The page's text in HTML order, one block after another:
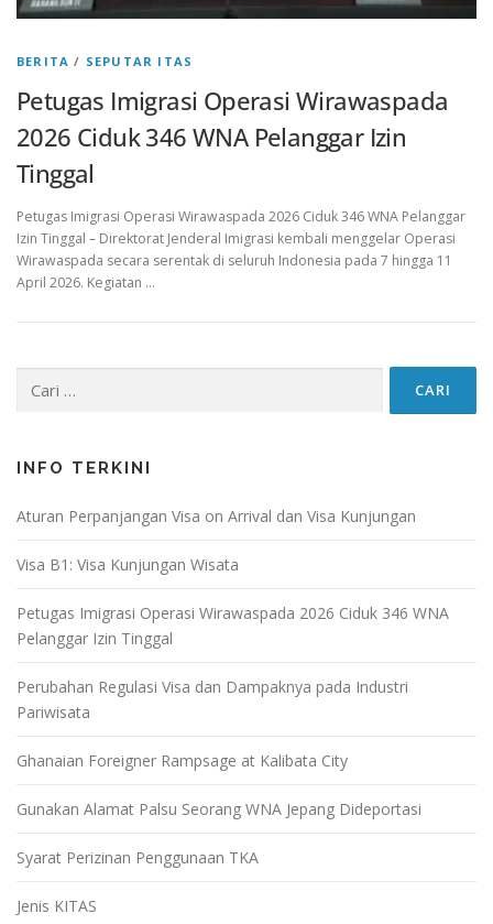
BERITA / SEPUTAR ITAS
Petugas Imigrasi Operasi Wirawaspada
2026 Ciduk 346 WNA Pelanggar Izin
Tinggal
Petugas Imigrasi Operasi Wirawaspada 2026 Ciduk 346 WNA Pelanggar
Izin Tinggal – Direktorat Jenderal Imigrasi kembali menggelar Operasi
Wirawaspada secara serentak di seluruh Indonesia pada 7 hingga 11
April 2026. Kegiatan …
untuk:
INFO TERKINI
Aturan Perpanjangan Visa on Arrival dan Visa Kunjungan
Visa B1: Visa Kunjungan Wisata
Petugas Imigrasi Operasi Wirawaspada 2026 Ciduk 346 WNA
Pelanggar Izin Tinggal
Perubahan Regulasi Visa dan Dampaknya pada Industri
Pariwisata
Ghanaian Foreigner Rampsage at Kalibata City
Gunakan Alamat Palsu Seorang WNA Jepang Dideportasi
Syarat Perizinan Penggunaan TKA
Jenis KITAS